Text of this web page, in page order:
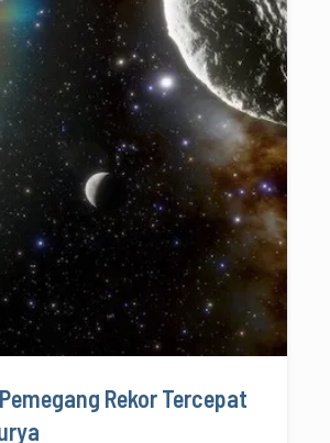
Rekor Tercepat